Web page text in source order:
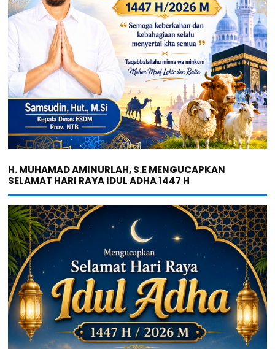
H. MUHAMAD AMINURLAH, S.E MENGUCAPKAN
SELAMAT HARI RAYA IDUL ADHA 1447 H